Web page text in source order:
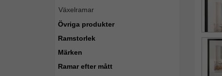
Växelramar
Övriga produkter
Ramstorlek
Märken
Ramar efter mått